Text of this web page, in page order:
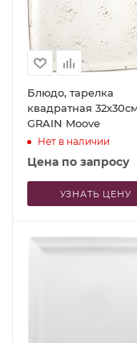
Блюдо, тарелка
квадратная
GRAIN Moove
Нет в наличии
Цена по запросу
УЗНАТЬ ЦЕНУ